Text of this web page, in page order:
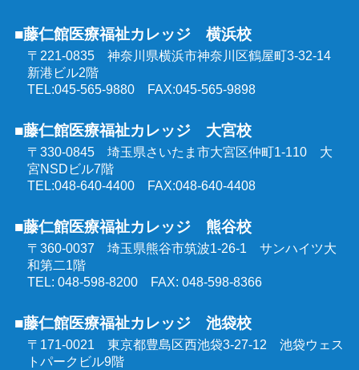
喀痰吸引等研修
医療的ケア教員講習会
埼玉県委託 公共職業訓練
群馬県委託 公共職業訓練
東京都委託 公共職業訓練
ケアマネジャー受験対策講座（オンラインコース）
社会福祉士受験対策講座（オンラインコース）
精神保健福祉士受験対策講座（オンラインコース）
■藤仁館医療福祉カレッジ 横浜校
〒221-0835 神奈川県横浜市神奈川区鶴屋町3-32-14
新港ビル2階
TEL:045-565-9880 FAX:045-565-9898
■藤仁館医療福祉カレッジ 大宮校
〒330-0845 埼玉県さいたま市大宮区仲町1-110 大
宮NSDビル7階
TEL:048-640-4400 FAX:048-640-4408
■藤仁館医療福祉カレッジ 熊谷校
〒360-0037 埼玉県熊谷市筑波1-26-1 サンハイツ大
和第二1階
TEL: 048-598-8200 FAX: 048-598-8366
■藤仁館医療福祉カレッジ 池袋校
〒171-0021 東京都豊島区西池袋3-27-12 池袋ウェス
トパークビル9階